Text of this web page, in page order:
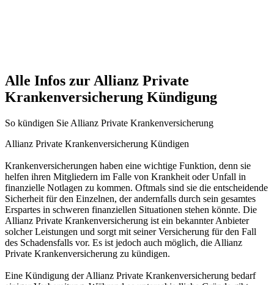
Alle Infos zur Allianz Private
Krankenversicherung Kündigung
So kündigen Sie Allianz Private Krankenversicherung
Allianz Private Krankenversicherung Kündigen
Krankenversicherungen haben eine wichtige Funktion, denn sie
helfen ihren Mitgliedern im Falle von Krankheit oder Unfall in
finanzielle Notlagen zu kommen. Oftmals sind sie die entscheidende
Sicherheit für den Einzelnen, der andernfalls durch sein gesamtes
Erspartes in schweren finanziellen Situationen stehen könnte. Die
Allianz Private Krankenversicherung ist ein bekannter Anbieter
solcher Leistungen und sorgt mit seiner Versicherung für den Fall
des Schadensfalls vor. Es ist jedoch auch möglich, die Allianz
Private Krankenversicherung zu kündigen.
Eine Kündigung der Allianz Private Krankenversicherung bedarf